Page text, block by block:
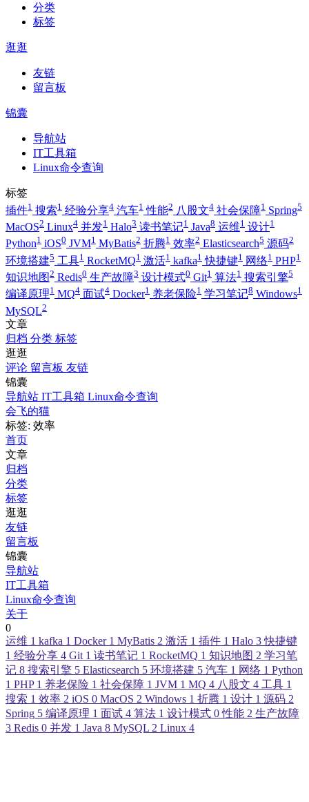
分类
标签
逛逛
友链
留言板
锦囊
导航站
IT工具箱
Linux命令查询
标签
插件1 搜索1 经验分享4 汽车1 性能2 八股文4 社会保障1 Spring5
MacOS2 Linux4 并发1 Halo3 读书笔记1 Java8 运维1 设计1
Python1 iOS0 JVM1 MyBatis2 折腾1 效率2 Elasticsearch5 源码2
环境搭建5 工具1 RocketMQ1 激活1 kafka1 快捷键1 网络1 PHP1
知识地图2 Redis0 生产故障3 设计模式0 Git1 算法1 搜索引擎5
编译原理1 MQ4 面试4 Docker1 养老保险1 学习笔记8 Windows1
MySQL2
文章
归档 分类 标签
逛逛
评论 留言板 友链
锦囊
导航站 IT工具箱 Linux命令查询
会飞的猫
标签: 效率
首页
文章
归档
分类
标签
逛逛
友链
留言板
锦囊
导航站
IT工具箱
Linux命令查询
关于
0
运维 1 kafka 1 Docker 1 MyBatis 2 激活 1 插件 1 Halo 3 快捷键
1 经验分享 4 Git 1 读书笔记 1 RocketMQ 1 知识地图 2 学习笔
记 8 搜索引擎 5 Elasticsearch 5 环境搭建 5 汽车 1 网络 1 Python
1 PHP 1 养老保险 1 社会保障 1 JVM 1 MQ 4 八股文 4 工具 1
搜索 1 效率 2 iOS 0 MacOS 2 Windows 1 折腾 1 设计 1 源码 2
Spring 5 编译原理 1 面试 4 算法 1 设计模式 0 性能 2 生产故障
3 Redis 0 并发 1 Java 8 MySQL 2 Linux 4